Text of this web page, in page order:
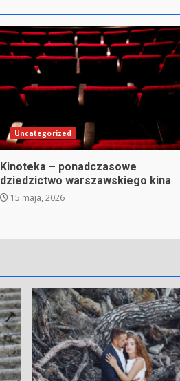
Uncategorized
Kinoteka – ponadczasowe
dziedzictwo warszawskiego kina
15 maja, 2026